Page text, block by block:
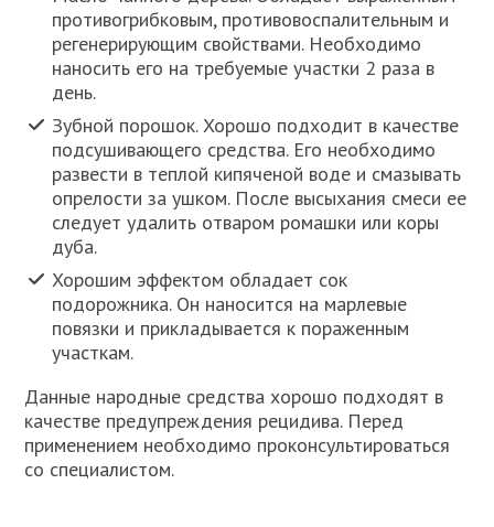
противогрибковым, противовоспалительным и
регенерирующим свойствами. Необходимо
наносить его на требуемые участки 2 раза в
день.
Зубной порошок. Хорошо подходит в качестве
подсушивающего средства. Его необходимо
развести в теплой кипяченой воде и смазывать
опрелости за ушком. После высыхания смеси ее
следует удалить отваром ромашки или коры
дуба.
Хорошим эффектом обладает сок
подорожника. Он наносится на марлевые
повязки и прикладывается к пораженным
участкам.
Данные народные средства хорошо подходят в
качестве предупреждения рецидива. Перед
применением необходимо проконсультироваться
со специалистом.